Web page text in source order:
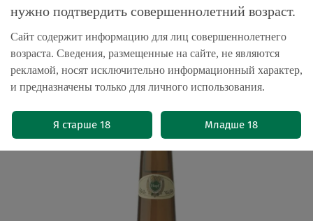
Главная Пиво импортное
Hopf Helle Weisse 0.33 л. - стекло(10
шт.)
нужно подтвердить совершеннолетний возраст.
Сайт содержит информацию для лиц совершеннолетнего
возраста. Сведения, размещенные на сайте, не являются
рекламой, носят исключительно информационный характер,
и предназначены только для личного использования.
Я старше 18 Младше 18